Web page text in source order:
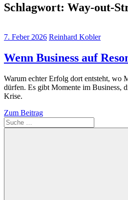
Schlagwort: Way-out-
7. Feber 2026 Reinhard Kobler
Wenn Business auf
Warum echter Erfolg dort entsteht, wo
dürfen. Es gibt Momente im Business,
Krise.
Zum Beitrag